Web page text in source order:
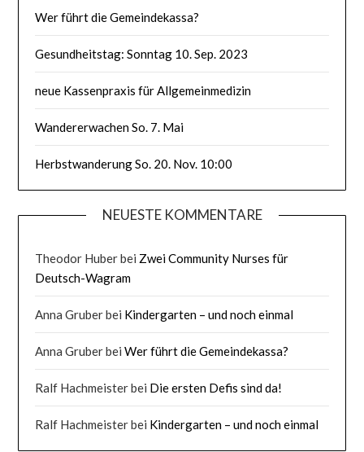
Wer führt die Gemeindekassa?
Gesundheitstag: Sonntag 10. Sep. 2023
neue Kassenpraxis für Allgemeinmedizin
Wandererwachen So. 7. Mai
Herbstwanderung So. 20. Nov. 10:00
NEUESTE KOMMENTARE
Theodor Huberbei Zwei Community Nurses für
Deutsch-Wagram
Anna Gruberbei Kindergarten – und noch einmal
Anna GruberbeiWer führt die Gemeindekassa?
Ralf Hachmeisterbei Die ersten Defis sind da!
Ralf Hachmeisterbei Kindergarten – und noch einmal